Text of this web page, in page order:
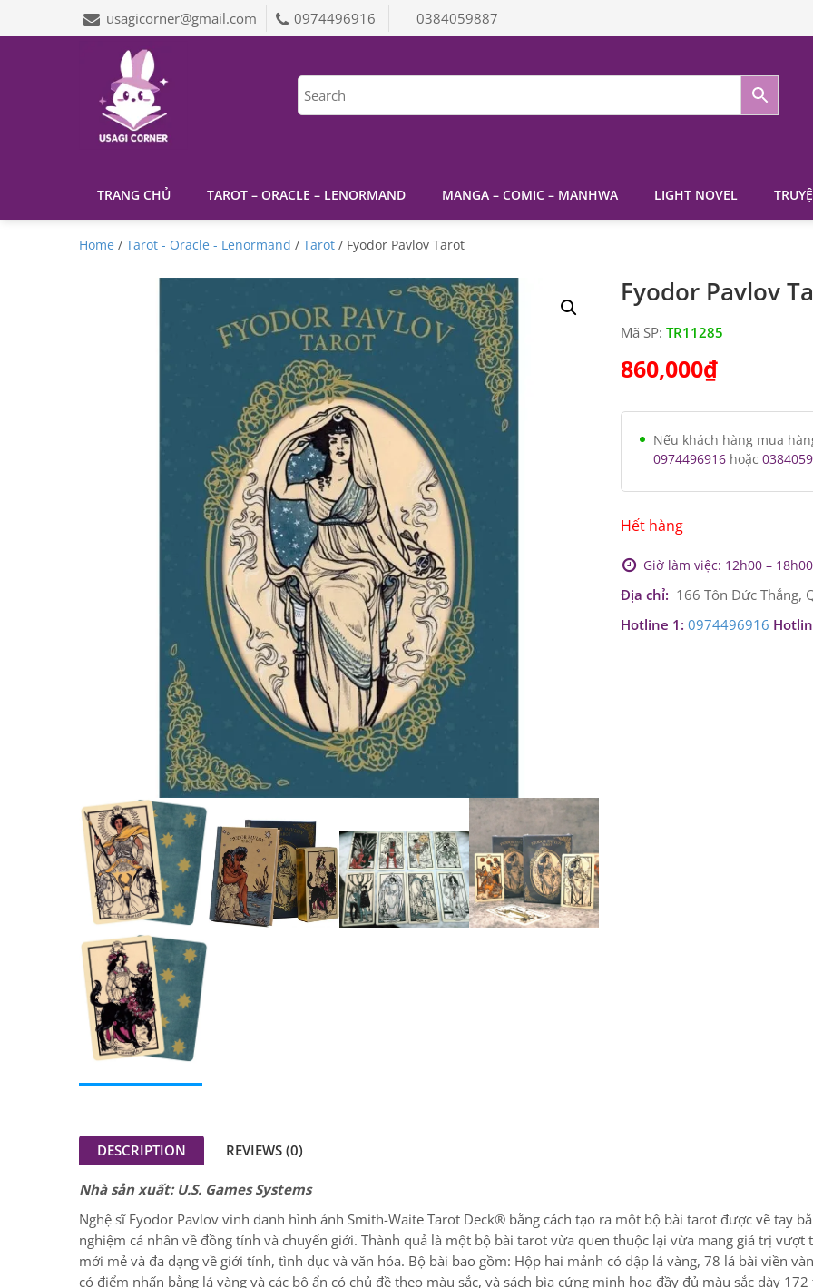
usagicorner@gmail.com 0974496916 0384059887
TRANG CHỦ TAROT – ORACLE – LENORMAND MANGA – COMIC – MANHWA LIGHT NOVEL
Home / Tarot - Oracle - Lenormand / Tarot / Fyodor Pavlov Tarot
Fyodor Pavlov
Mã SP: TR11285
860,000₫
Nếu khách hàng mua
0974496916hoặc
Hết hàng
Giờ làm việc: 12h00 –
Địa chỉ: 166 Tôn Đức Thắng,
Hotline 1: 0974496916
Nhà sản xuất: U.S. Games Systems
Nghệ sĩ Fyodor Pavlov vinh danh hình ảnh Smith-Waite Tarot Deck® bằng cách tạo ra một bộ bài tarot được vẽ tay
mới mẻ và đa dạng về giới tính, tình dục và văn hóa. Bộ bài bao gồm: Hộp hai mảnh có dập lá vàng, 78 lá bài viền
có điểm nhấn bằng lá vàng và các bộ ẩn có chủ đề theo màu sắc, và sách bìa cứng minh họa đầy đủ màu sắc dày 172